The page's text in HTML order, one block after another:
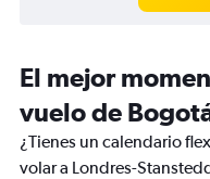
El mejor
vuelo de
¿Tienes un calendario
volar a Londres-